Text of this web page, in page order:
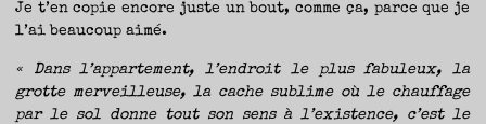
Je t’en copie encore juste un bout, comme ça, parce que je
l’ai beaucoup aimé.
« Dans l’appartement, l’endroit le plus fabuleux, la
grotte merveilleuse, la cache sublime où le chauffage
par le sol donne tout son sens à l’existence, c’est le